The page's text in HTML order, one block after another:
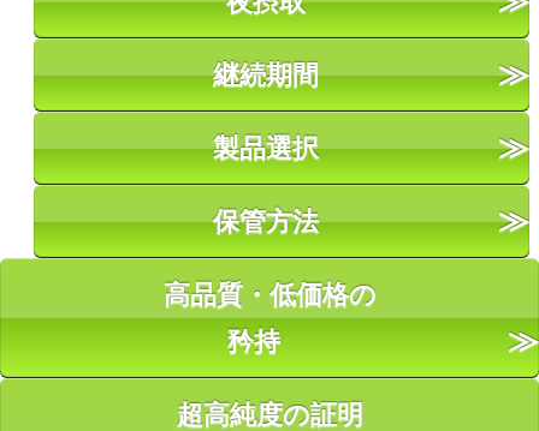
継続期間
製品選択
保管方法
高品質・低価格の
矜持
超高純度の証明